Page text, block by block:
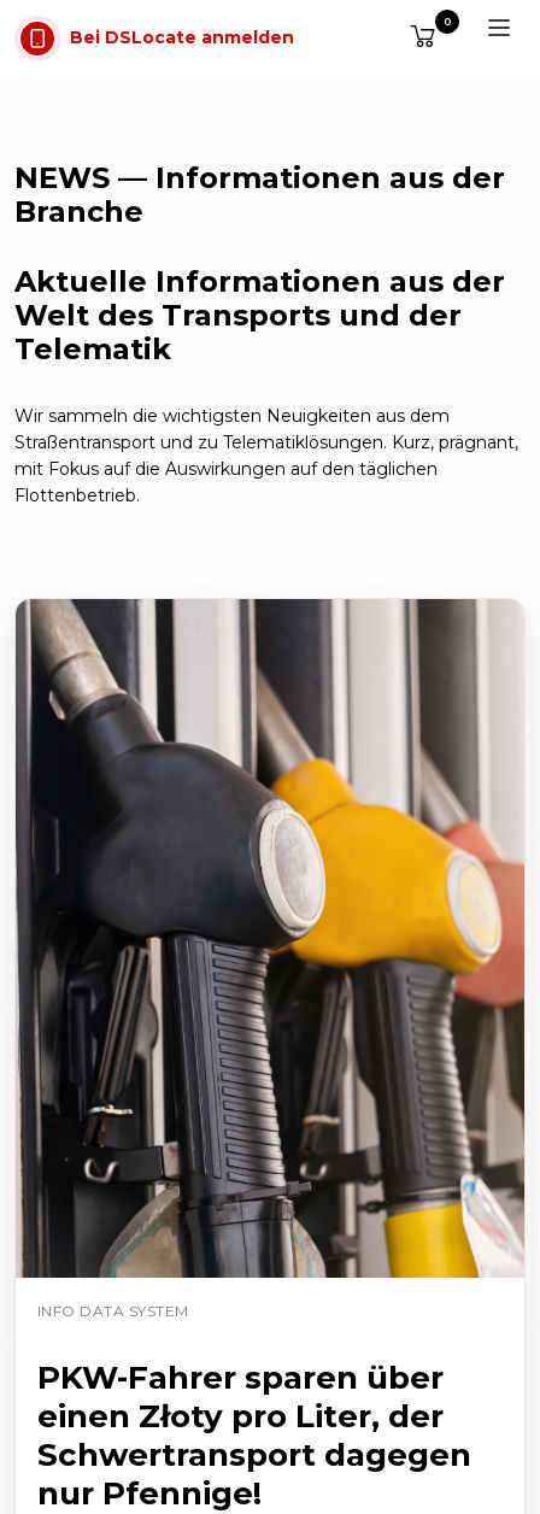
Zum Inhalt springen
Bei DSLocate anmelden
0
NEWS — Informationen aus der
Branche
Aktuelle Informationen aus der
Welt des Transports und der
Telematik
Wir sammeln die wichtigsten Neuigkeiten aus dem
Straßentransport und zu Telematiklösungen. Kurz, prägnant,
mit Fokus auf die Auswirkungen auf den täglichen
Flottenbetrieb.
INFO DATA SYSTEM
PKW-Fahrer sparen über
einen Złoty pro Liter, der
Schwertransport dagegen
nur Pfennige!